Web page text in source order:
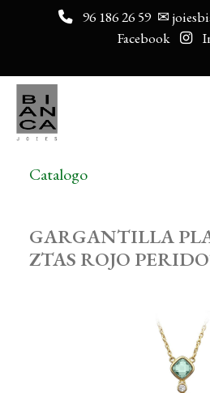
96 186 26 59 ✉
Facebook
Catalogo
GARGANTILLA
ZTAS ROJO